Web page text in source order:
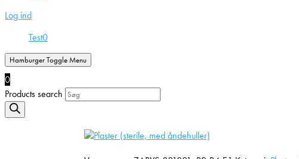
Log ind
Test0
Hamburger Toggle Menu
0
Products search